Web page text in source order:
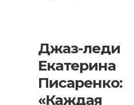
Джаз-леди
Екатерина
Писаренко:
«Каждая